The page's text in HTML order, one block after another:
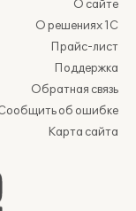
О сайте
О решениях 1С
Прайс-лист
Поддержка
Обратная связь
об ошибке
Карта сайта